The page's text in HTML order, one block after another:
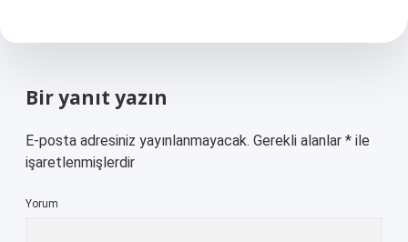
Bir yanıt yazın
E-posta adresiniz yayınlanmayacak. Gerekli alanlar * ile
işaretlenmişlerdir
Yorum